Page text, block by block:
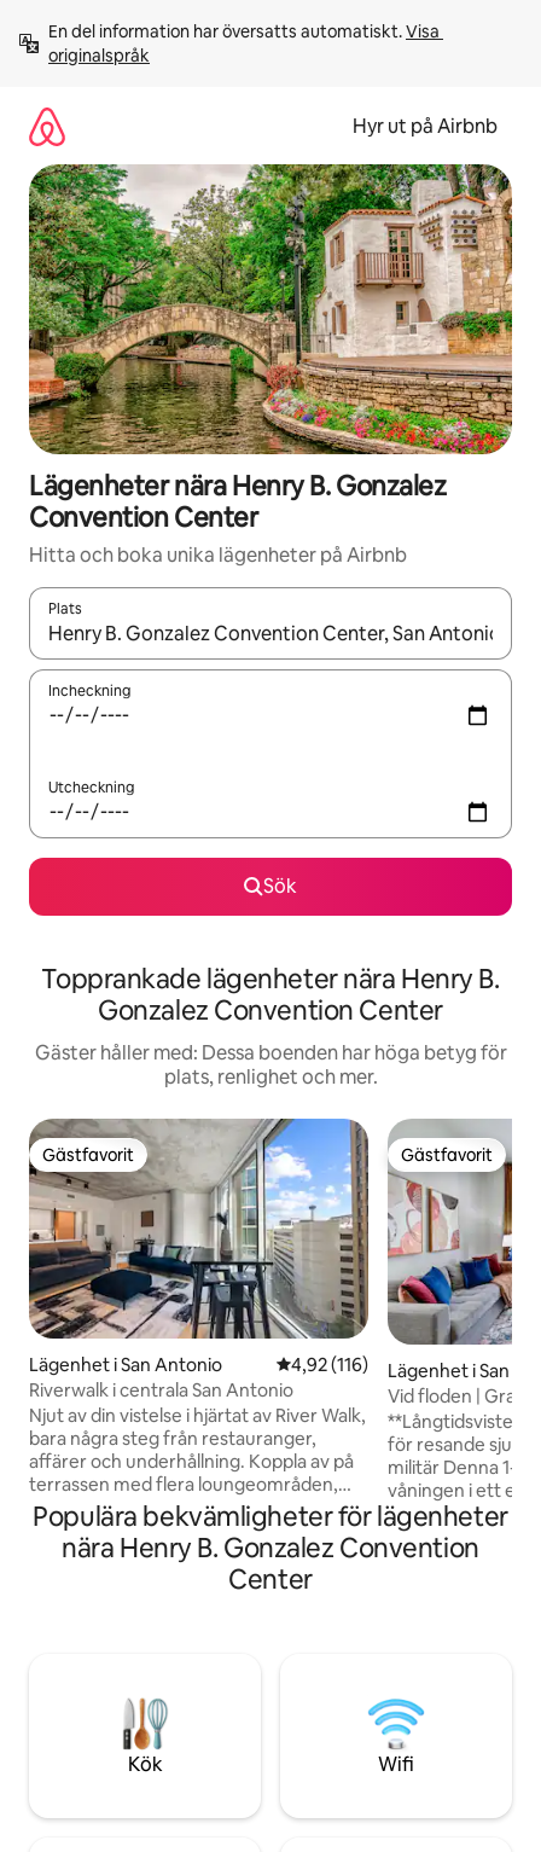
innehåll
En del information har översatts automatiskt. Visa
originalspråk
Hyr ut på Airbnb
Lägenheter nära Henry B. Gonzalez
Convention Center
Hitta och boka unika lägenheter på Airbnb
Plats
När resultaten är tillgängliga kan du navigera med upp- och
Incheckning
Utcheckning
Sök
Topprankade lägenheter nära Henry B.
Gonzalez Convention Center
Gäster håller med: Dessa boenden har höga betyg för
plats, renlighet och mer.
Gästfavorit
Gästfavorit
Lägenhet i San Antonio 4,92 av 5 i genomsnittligt
4,92 (116)
Riverwalk i centrala San Antonio
Njut av din vistelse i hjärtat av River Walk,
bara några steg från restauranger,
affärer och underhållning. Koppla av på
terrassen med flera loungeområden,
grillplats, gym öppet dygnet runt och en
90 cm lång uppvärmd loungepool. I
närheten: 📍 River Walk – några steg
bort 🎭 Aztec Theater – 1 minuters
promenad 🏢 Henry B. Gonzalez – 14
minuters promenad 🏙️ Hemisfair – 15
minuters promenad
Gästfavorit
Gästfavorit
Lägenhet i San
Vid floden |
Promenad till
för resande
militär Denna 1-BR-enhet ligger på 6:e
våningen i ett
komplex nära alla
platser! ✔ På Riverwalk, ca. 15 minuters
promenad till
tillgång till
är i ***
Populära bekvämligheter för lägenheter
nära Henry B. Gonzalez Convention
Center
Kök Wifi